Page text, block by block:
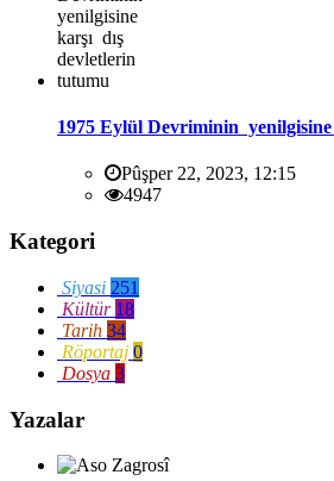
1975 Eylül Devriminin yenilgisine
Pûşper 22, 2023, 12:15
4947
Kategori
Siyasi 251
Kültür 18
Tarih 34
Röportaj 0
Dosya 3
Yazalar